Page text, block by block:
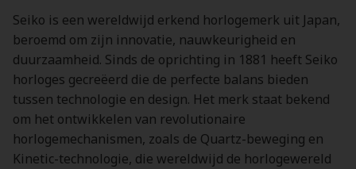
Seiko is een wereldwijd erkend horlogemerk uit Japan,
beroemd om zijn innovatie, nauwkeurigheid en
duurzaamheid. Sinds de oprichting in 1881 heeft Seiko
horloges gecreëerd die de perfecte balans bieden
tussen technologie en design. Het merk staat bekend
om het ontwikkelen van revolutionaire
horlogemechanismen, zoals de Quartz-beweging en
Kinetic-technologie, die wereldwijd de horlogewereld